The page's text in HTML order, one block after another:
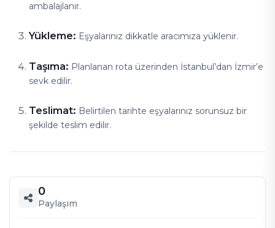
ambalajlanır.
Yükleme: Eşyalarınız dikkatle aracımıza yüklenir.
Taşıma: Planlanan rota üzerinden İstanbul’dan İzmir’e
sevk edilir.
Teslimat: Belirtilen tarihte eşyalarınız sorunsuz bir
şekilde teslim edilir.
0
Paylaşım